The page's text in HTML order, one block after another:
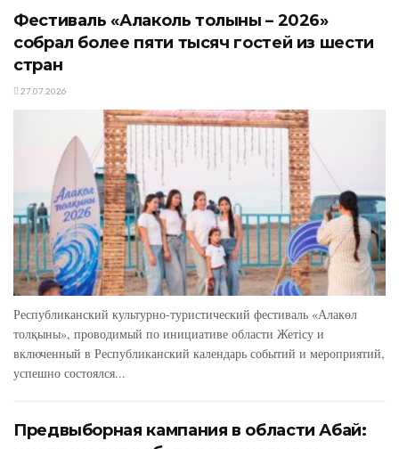
Фестиваль «Алаколь толқыны – 2026»
собрал более пяти тысяч гостей из шести
стран
27.07.2026
Республиканский культурно-туристический фестиваль «Алакөл
толқыны», проводимый по инициативе области Жетісу и
включенный в Республиканский календарь событий и мероприятий,
успешно состоялся...
Предвыборная кампания в области Абай: